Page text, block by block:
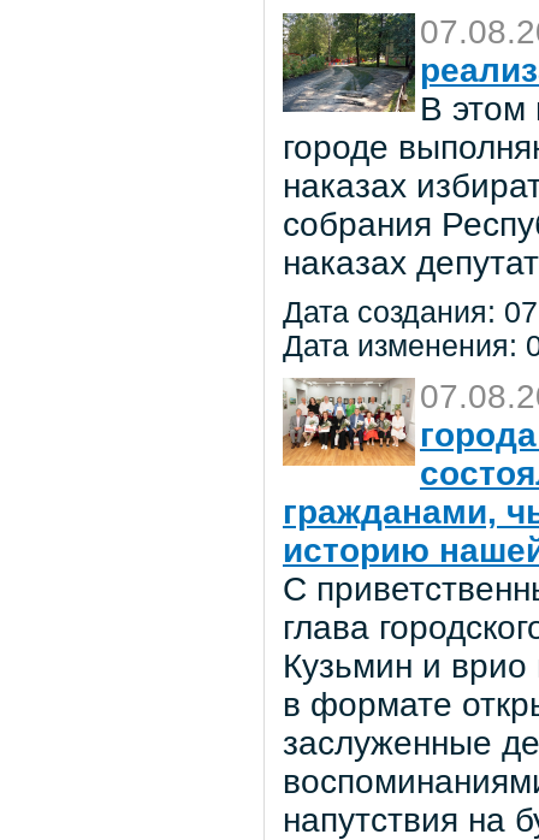
В этом
городе
наказах
собрания
наказах
Дата создания:
Дата изменения:
гражданами,
историю
С
глава
Кузьмин и
в формате
заслуженные
напутствия на